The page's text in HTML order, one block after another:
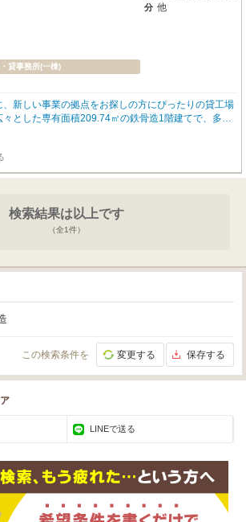
貸事務所(一棟)
分 他
新しい事業の拠点をお探しの方にぴったりの貸工場
とした専有面積209.74㎡の鉄骨造1階建てで、多様
きる空間が魅力です。北九州モノレール「徳力嵐山
セスも良好。周辺には徒歩6分のコンビニ「セブン
ウエルシアプラス」、さらに「業務スーパー」や
10分圏内にあり、日々の業務や従業員さんの利便性
を大きく飛躍させませんか？ぜひ一度、現地をご覧に
検索結果は以上です
（全1件）
この検索条件を 変更する 保存する
LINEで送る